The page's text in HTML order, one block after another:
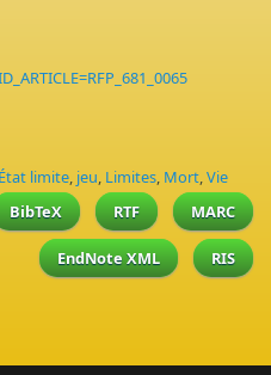
État limite, jeu, Limites, Mort,Vie
BibTeX RTF MARC
EndNote XML RIS